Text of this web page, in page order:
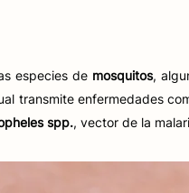
especies de mosquitos,
transmite enfermedades
spp., vector de la